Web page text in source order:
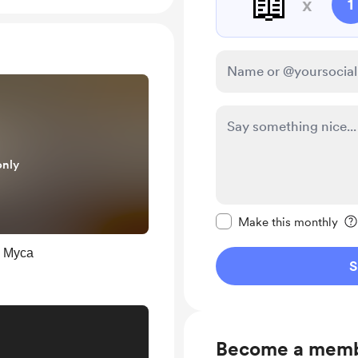
1
Make this monthly
Become a
Муса